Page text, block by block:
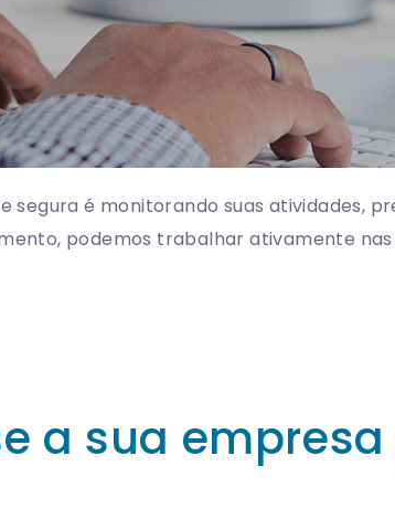
segura é monitorando suas atividades,
podemos trabalhar ativamente
a sua